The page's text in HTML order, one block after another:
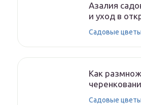
Азалия
и уход в
Садовые цветы
Как
Садовые цветы